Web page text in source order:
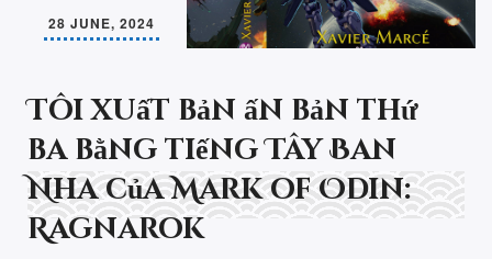
28 JUNE, 2024
Tôi xuất bản ấn bản thứ
ba bằng tiếng Tây Ban
Nha của Mark of Odin:
Ragnarok